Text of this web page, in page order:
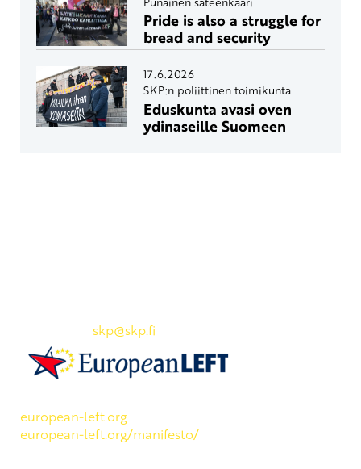
Pride is also a struggle for
bread and security
17.6.2026
SKP:n poliittinen toimikunta
Eduskunta avasi oven
ydinaseille Suomeen
skp@skp.fi
european-left.org
european-left.org/manifesto/